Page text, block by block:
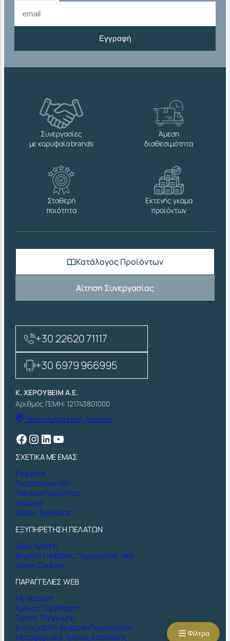
Φίλτρα
Εγγραφή
Συνεργασίες
με κορυφαία brands
Άμεση
διαθεσιμότητα
Σταθερή
ποιότητα
Εκτενής γκάμα
προϊόντων
Κατάλογος Προϊόντων
Αίτηση Συνεργασίας
+30 22620 71117
+30 6979 966995
Κ. ΧΕΡΟΥΒΕΙΜ Α.Ε.
Αριθμός ΓΕΜΗ: 121743801000
Θέση Μνήμα Κατή, Ριτσώνα
Facebook Instagram Linkedin YouTube
ΣΧΕΤΙΚΑ ΜΕ ΕΜΑΣ
Εταιρεία
Πιστοποίηση ISO
Πολιτική Ποιότητας
Ιστορικό
Θέσεις Εργασίας
ΕΞΥΠΗΡΕΤΗΣΗ ΠΕΛΑΤΩΝ
Όροι Χρήσης
Βήματα Υποβολής Παραγγελίας Web
Χρήση Cookies
ΠΑΡΑΓΓΕΛΙΕΣ WEB
My account
Χρόνος Παράδοσης
Τρόποι Πληρωμής
Επιστροφή ή Ακύρωση Παραγγελίας
Μεταφορικά & Τρόπος Αποστολής